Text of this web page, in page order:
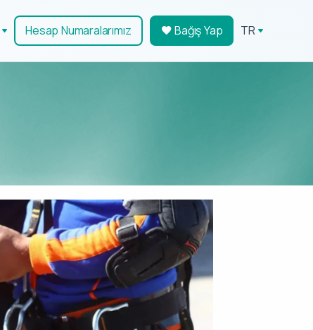
Hesap Numaralarımız Bağış Yap TR